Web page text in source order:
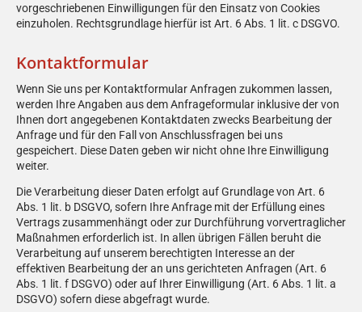
vorgeschriebenen Einwilligungen für den Einsatz von Cookies
einzuholen. Rechtsgrundlage hierfür ist Art. 6 Abs. 1 lit. c DSGVO.
Kontaktformular
Wenn Sie uns per Kontaktformular Anfragen zukommen lassen,
werden Ihre Angaben aus dem Anfrageformular inklusive der von
Ihnen dort angegebenen Kontaktdaten zwecks Bearbeitung der
Anfrage und für den Fall von Anschlussfragen bei uns
gespeichert. Diese Daten geben wir nicht ohne Ihre Einwilligung
weiter.
Die Verarbeitung dieser Daten erfolgt auf Grundlage von Art. 6
Abs. 1 lit. b DSGVO, sofern Ihre Anfrage mit der Erfüllung eines
Vertrags zusammenhängt oder zur Durchführung vorvertraglicher
Maßnahmen erforderlich ist. In allen übrigen Fällen beruht die
Verarbeitung auf unserem berechtigten Interesse an der
effektiven Bearbeitung der an uns gerichteten Anfragen (Art. 6
Abs. 1 lit. f DSGVO) oder auf Ihrer Einwilligung (Art. 6 Abs. 1 lit. a
DSGVO) sofern diese abgefragt wurde.